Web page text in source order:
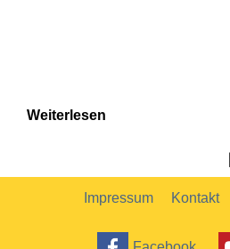
Weiterlesen
Impressum Kontakt